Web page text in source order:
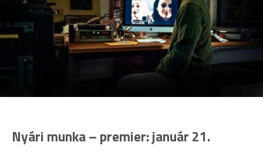
Nyári munka – premier: január 21.